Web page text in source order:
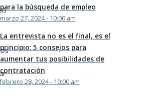
para la búsqueda de empleo
marzo 27, 2024 - 10:00 am
La entrevista no es el final, es el
principio: 5 consejos para
aumentar tus posibilidades de
contratación
febrero 28, 2024 - 10:00 am